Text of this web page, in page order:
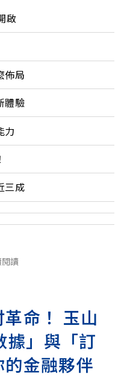
啟
佈局
體驗
力
三成
讀
命！ 玉山
」與「訂
金融夥伴